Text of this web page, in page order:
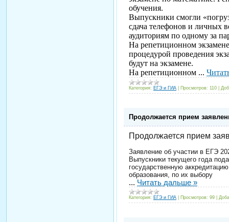
обучения.
Выпускники смогли
сдача телефонов и личных
аудиториям по одному за
На репетиционном
процедурой проведения
будут на экзамене.
На репетиционном ...
Категория: ЕГЭ и ГИА Просмотров: 110
Продолжается прием
Продолжается прием
Заявление об участии в ЕГЭ
Выпускники текущего года
государственную
образования, по их выбору
... Читать дальше »
Категория: ЕГЭ и ГИА Просмотров: 99